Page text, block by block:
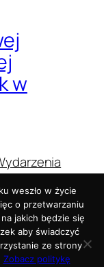
w
weszło w życie
o przetwarzaniu
jakich będzie się
aby świadczyć
ze strony
Zobacz politykę